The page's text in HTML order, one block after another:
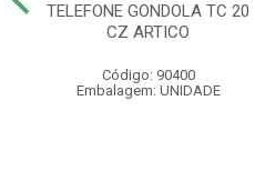
TELEFONE GONDOLA TC 20
CZ ARTICO
Código: 90400
Embalagem: UNIDADE